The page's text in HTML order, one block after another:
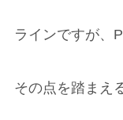
ラインですが、
その点を踏まえ